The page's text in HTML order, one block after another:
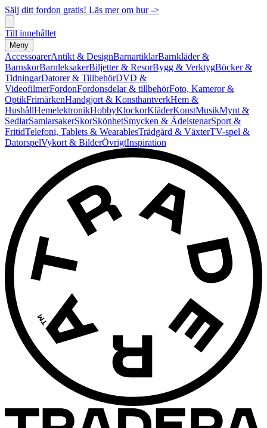
Sälj ditt fordon gratis! Läs mer om hur ->
Till innehållet
Meny
AccessoarerAntikt & DesignBarnartiklarBarnkläder &
BarnskorBarnleksakerBiljetter & ResorBygg & VerktygBöcker &
TidningarDatorer & TillbehörDVD &
VideofilmerFordonFordonsdelar & tillbehörFoto, Kameror &
OptikFrimärkenHandgjort & KonsthantverkHem &
HushållHemelektronikHobbyKlockorKläderKonstMusikMynt &
SedlarSamlarsakerSkorSkönhetSmycken & ÄdelstenarSport &
FritidTelefoni, Tablets & WearablesTrädgård & VäxterTV-spel &
DatorspelVykort & BilderÖvrigtInspiration